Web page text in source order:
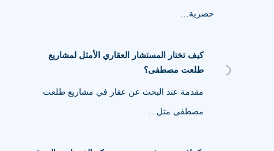
حصرية…
كيف تختار المستشار العقاري الأمثل لمشاريع
طلعت مصطفى؟
مقدمة عند البحث عن عقار في مشاريع طلعت
مصطفى مثل…